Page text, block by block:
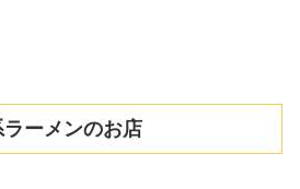
ーメンのお店